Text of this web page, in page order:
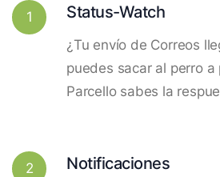
1 Status-Watch
¿Tu envío de Correos
puedes sacar al perro a
Parcello sabes la
2 Notificaciones